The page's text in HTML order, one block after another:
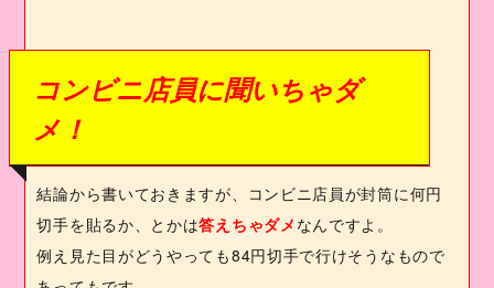
コンビニ店員に聞いちゃダ
メ！
結論から書いておきますが、コンビニ店員が封筒に何円
切手を貼るか、とかは答えちゃダメ なんですよ。
例え見た目がどうやっても84円切手で行けそうなもので